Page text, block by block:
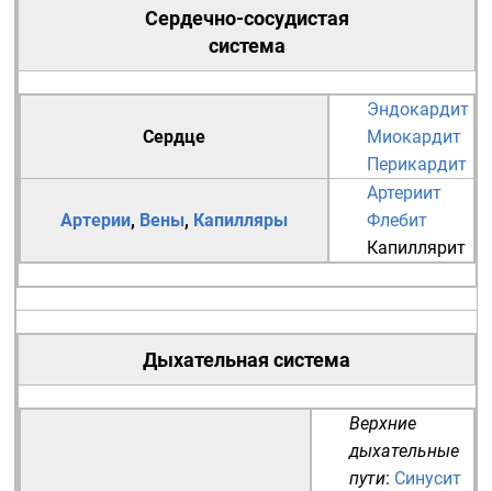
Сердечно-сосудистая
система
Сердце
Эндокардит
Миокардит
Перикардит
Артерии, Вены, Капилляры
Артериит
Флебит
Капиллярит
Дыхательная система
Верхние
дыхательные
пути: Синусит